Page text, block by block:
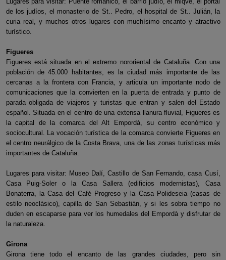
de los judíos, el monasterio de St.. Pedro, el hospital de St.. Julián, la
curia real, y muchos otros lugares con muchísimo encanto y atractivo
turístico.
Figueres
Figueres está situada en el extremo nororiental de Cataluña. Con una
población de 45.000 habitantes, es la ciudad más importante de las
cercanas a la frontera con Francia, y articula un importante nodo de
comunicaciones que la convierten en la puerta de entrada y punto de
parada obligada de viajeros y turistas que entran y salen del Estado
español. Situada en el centro de una extensa llanura fluvial, Figueres es
la capital de la comarca del Alt Empordà, su centro económico y
sociocultural. La vocación turística de la comarca convierte Figueres en
el centro neurálgico de la Costa Brava, una de las zonas turísticas más
importantes de Cataluña.
Lugares para visitar: Museo Dalí, Castillo de San Fernando, casa Cusí,
Casa Puig-Soler o la Casa Sallera (edificios modernistas), Casa
Bonaterra, la Casa del Café Progreso y la Casa Polideseia (casas de
estilo neoclásico), capilla de San Sebastián, y si les sobra tiempo no
duden en escaparse para ver los humedales del Empordà y disfrutar de
la naturaleza.
Girona
Girona tiene todo el encanto de las grandes ciudades, pero sin